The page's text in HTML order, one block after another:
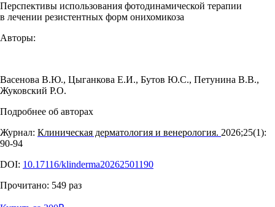
Перспективы использования фотодинамической терапии
в лечении резистентных форм онихомикоза
Авторы:
Васенова В.Ю., Цыганкова Е.И., Бутов Ю.С., Петунина В.В.,
Жуковский Р.О.
Подробнее об авторах
Журнал: Клиническая дерматология и венерология. 2026;25(1):
90‑94
DOI: 10.17116/klinderma20262501190
Прочитано: 549 раз